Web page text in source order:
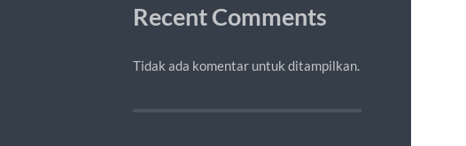
Recent Comments
Tidak ada komentar untuk ditampilkan.